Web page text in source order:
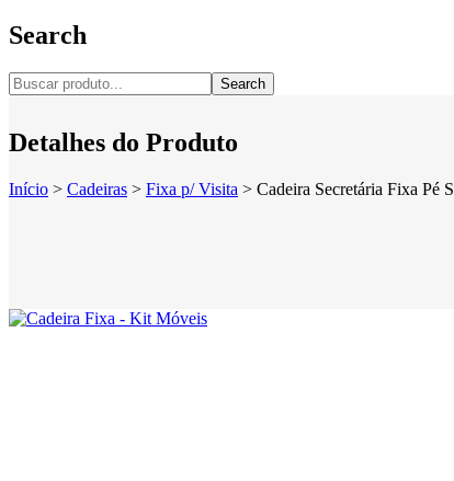
Search
Search
Detalhes do Produto
Início > Cadeiras > Fixa p/ Visita > Cadeira Secretária Fixa Pé S